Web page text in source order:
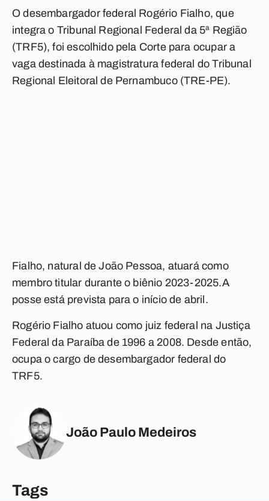
O desembargador federal Rogério Fialho, que
integra o Tribunal Regional Federal da 5ª Região
(TRF5), foi escolhido pela Corte para ocupar a
vaga destinada à magistratura federal do Tribunal
Regional Eleitoral de Pernambuco (TRE-PE).
Fialho, natural de João Pessoa, atuará como
membro titular durante o biênio 2023-2025.A
posse está prevista para o início de abril.
Rogério Fialho atuou como juiz federal na Justiça
Federal da Paraíba de 1996 a 2008. Desde então,
ocupa o cargo de desembargador federal do
TRF5.
João Paulo Medeiros
Tags